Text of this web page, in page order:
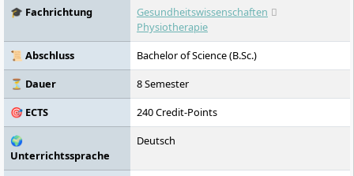
Gesundheitswesen, Medizin, Management
und Ingenieurwesen an. Die DIU setzt auf
personalisierte Betreuung und kleine
Lerngruppen, um Studierende auf den
globalen Arbeitsmarkt vorzubereiten. Mit
einem breiten Netzwerk an Partnern und
praktischen Lernorten verbindet die DIU
wissenschaftliche Kompetenz mit
praxisnaher Ausbildung.
🎓 Fachrichtung
Gesundheitswissenschaften
Physiotherapie
📜 Abschluss
Bachelor of Science (B.Sc.)
⏳ Dauer
8 Semester
🎯 ECTS
240 Credit-Points
🌍
Unterrichtssprache
Deutsch